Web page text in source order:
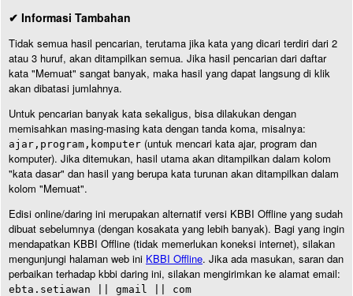
✔ Informasi Tambahan
Tidak semua hasil pencarian, terutama jika kata yang dicari terdiri dari 2
atau 3 huruf, akan ditampilkan semua. Jika hasil pencarian dari daftar
kata "Memuat" sangat banyak, maka hasil yang dapat langsung di klik
akan dibatasi jumlahnya.
Untuk pencarian banyak kata sekaligus, bisa dilakukan dengan
memisahkan masing-masing kata dengan tanda koma, misalnya:
ajar,program,komputer (untuk mencari kata ajar, program dan
komputer). Jika ditemukan, hasil utama akan ditampilkan dalam kolom
"kata dasar" dan hasil yang berupa kata turunan akan ditampilkan dalam
kolom "Memuat".
Edisi online/daring ini merupakan alternatif versi KBBI Offline yang sudah
dibuat sebelumnya (dengan kosakata yang lebih banyak). Bagi yang ingin
mendapatkan KBBI Offline (tidak memerlukan koneksi internet), silakan
mengunjungi halaman web ini KBBI Offline. Jika ada masukan, saran dan
perbaikan terhadap kbbi daring ini, silakan mengirimkan ke alamat email:
ebta.setiawan || gmail || com